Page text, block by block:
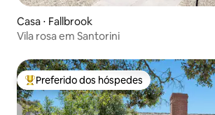
Casa ⋅ Fallbrook
Vila rosa em Santorini
Entre os melhores preferidos dos hóspedes
Preferido dos hóspedes